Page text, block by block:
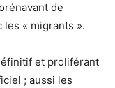
de
« migrants ».
et proliférant
; aussi les